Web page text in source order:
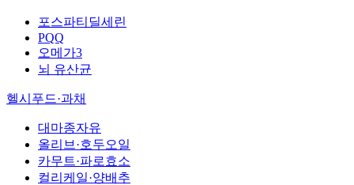
포스파티딜세린
PQQ
오메가3
뇌 유산균
헬시푸드·과채
대마종자유
올리브·호두오일
카무트·파로효소
컬리케일·양배추